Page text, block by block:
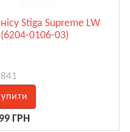
Stiga Supreme LW
0106-03)
ГРН